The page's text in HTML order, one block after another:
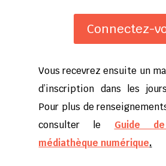
Connectez-
Vous recevrez ensuite un
d’inscription dans les
Pour plus de
consulter le Guide
médiathèque numérique.